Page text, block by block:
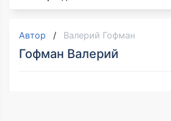
Автор Валерий Гофман
Гофман Валерий